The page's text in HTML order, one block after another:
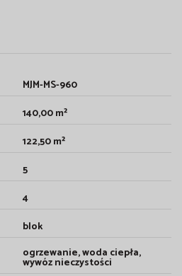
MJM-MS-960
140,00 m²
122,50 m²
5
4
blok
ogrzewanie, woda ciepła,
wywóz nieczystości